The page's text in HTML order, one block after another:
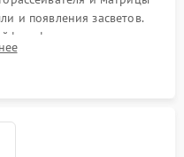
и появления засветов.
фиксация плат и
корпуса монитора.